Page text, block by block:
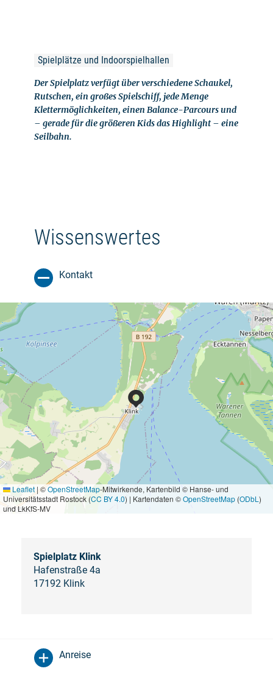
Spielplätze und Indoorspielhallen
Der Spielplatz verfügt über verschiedene Schaukel,
Rutschen, ein großes Spielschiff, jede Menge
Klettermöglichkeiten, einen Balance-Parcours und
– gerade für die größeren Kids das Highlight – eine
Seilbahn.
Wissenswertes
Kontakt
Leaflet|©OpenStreetMap-Mitwirkende, Kartenbild © Hanse- und
Universitätsstadt Rostock (CC BY 4.0) | Kartendaten ©OpenStreetMap (ODbL )
und LkKfS-MV
Spielplatz Klink
Hafenstraße 4a
17192 Klink
Anreise